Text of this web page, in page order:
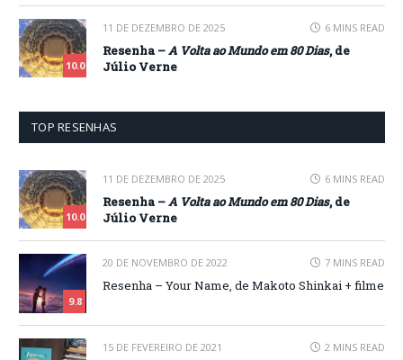
10.0
11 DE DEZEMBRO DE 2025 6 MINS READ
Resenha –A Volta ao Mundo em 80 Dias, de
Júlio Verne
TOP RESENHAS
10.0
11 DE DEZEMBRO DE 2025 6 MINS READ
Resenha –A Volta ao Mundo em 80 Dias, de
Júlio Verne
9.8
20 DE NOVEMBRO DE 2022 7 MINS READ
Resenha – Your Name, de Makoto Shinkai + filme
15 DE FEVEREIRO DE 2021 2 MINS READ